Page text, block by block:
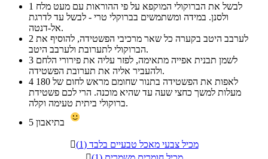
1
ולסנן. במידה ומשתמשים בברוקלי טרי - לבשל עד לדרגת
אל-דנטה.
2
הברוקולי לתערובת ולערבב היטב.
3
ולהעביר אליה את תערובת הפשטידה.
4
מעלות למשך כחצי שעה עד שהיא מוכנה. הרי לכם פשטידת
ברוקולי ביתית טעימה וקלה.
5

מכיל צבעי מאכל טבעיים בלבד (1)